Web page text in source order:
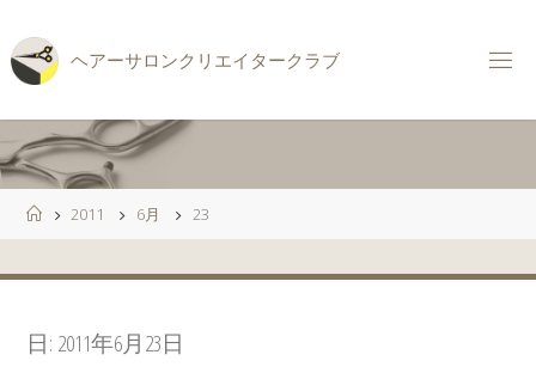
ン
テ
へ
ス
プ
ヘアーサロ ンク リ エイ タークラブ
ホ
ー
2011 6月 23
日: 2011年6月23日